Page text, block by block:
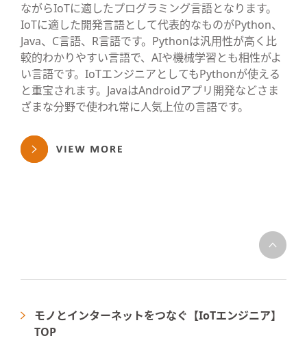
ながらIoTに適したプログラミング言語となります。
IoTに適した開発言語として代表的なものがPython、
Java、C言語、R言語です。Pythonは汎用性が高く比
較的わかりやすい言語で、AIや機械学習とも相性がよ
い言語です。IoTエンジニアとしてもPythonが使える
と重宝されます。JavaはAndroidアプリ開発などさま
ざまな分野で使われ常に人気上位の言語です。
モノとインターネットをつなぐ【IoTエンジニア】
TOP